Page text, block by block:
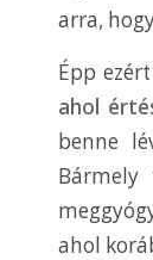
arra,
Épp
ahol
benne
ahol